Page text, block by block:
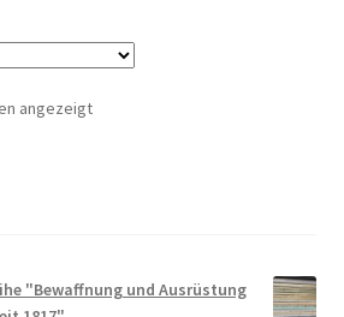
angezeigt
"Bewaffnung und Ausrüstung